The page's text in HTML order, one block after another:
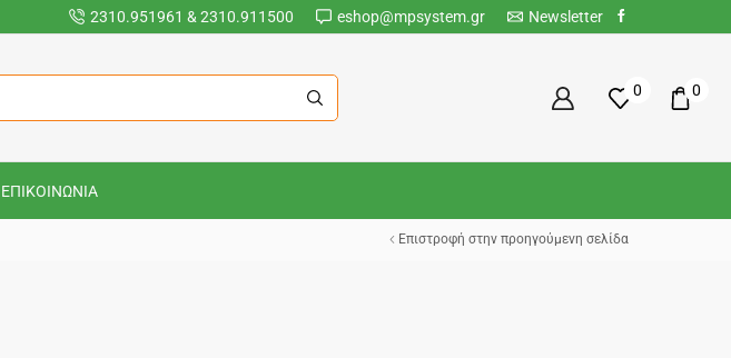
2310.951961 & 2310.911500 eshop@mpsystem.gr Newsletter
0 0
ΕΠΙΚΟΙΝΩΝΙΑ
Επιστροφή στην προηγούμενη σελίδα